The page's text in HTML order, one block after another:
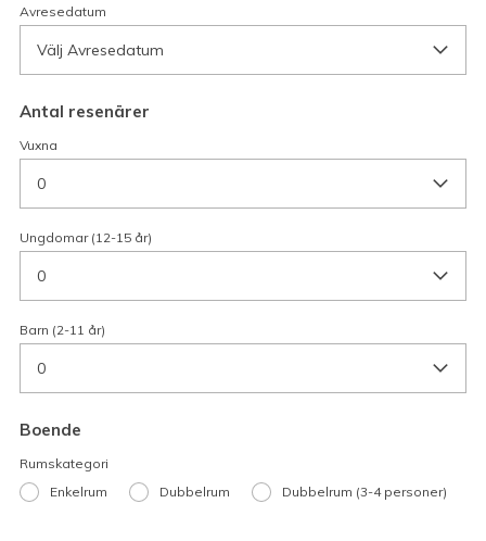
Avresedatum
Välj Avresedatum
Antal resenärer
Vuxna
0
Ungdomar (12-15 år)
0
Barn (2-11 år)
0
Boende
Rumskategori
Enkelrum
Dubbelrum Dubbelrum (3-4 personer)